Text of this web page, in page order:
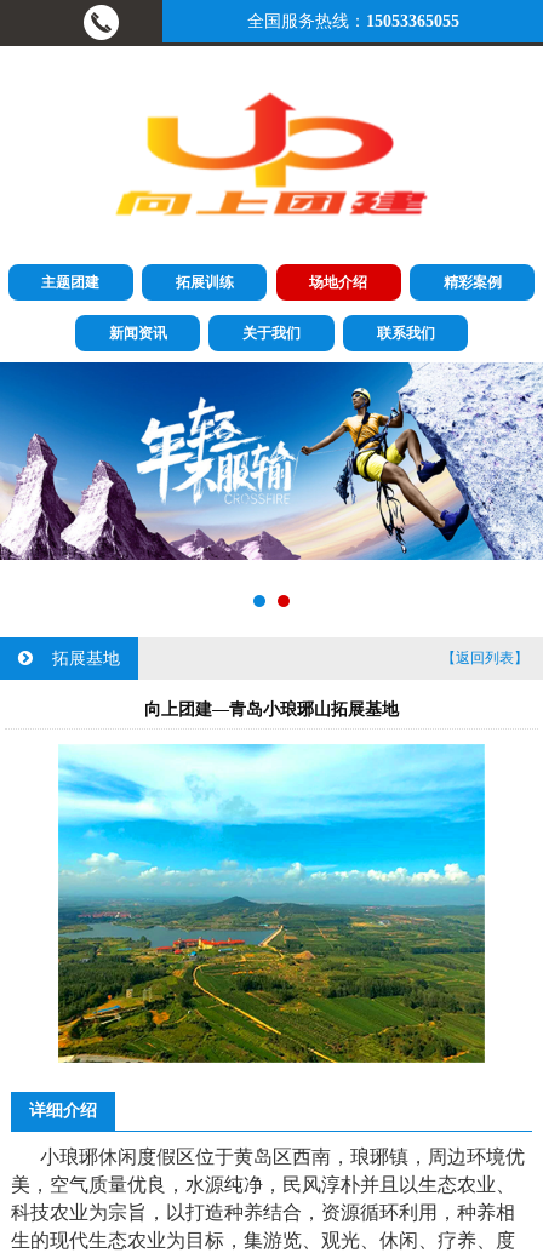
全国服务热线： 15053365055
主题团建 拓展训练 场地介绍 精彩案例
新闻资讯 关于我们 联系我们
拓展基地 【返回列表】
向上团建—青岛小琅琊山拓展基地
详细介绍
小琅琊休闲度假区位于黄岛区西南，琅琊镇，周边环境优
美，空气质量优良，水源纯净，民风淳朴并且以生态农业、
科技农业为宗旨，以打造种养结合，资源循环利用，种养相
生的现代生态农业为目标，集游览、观光、休闲、疗养、度